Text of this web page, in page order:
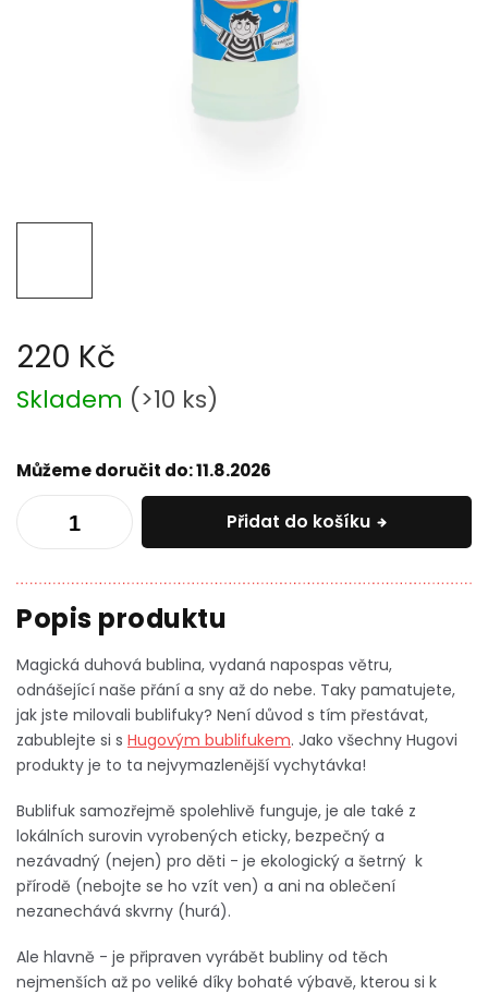
220 Kč
Měrná
cena:
Skladem (>10 ks)
Můžeme doručit do:11.8.2026
Přidat do košíku
Magická duhová bublina, vydaná napospas větru,
odnášející naše přání a sny až do nebe. Taky pamatujete,
jak jste milovali bublifuky? Není důvod s tím přestávat,
zabublejte si s Hugovým bublifukem. Jako všechny Hugovi
produkty je to ta nejvymazlenější vychytávka!
Bublifuk samozřejmě spolehlivě funguje, je ale také z
lokálních surovin vyrobených eticky, bezpečný a
nezávadný (nejen) pro děti - je ekologický a šetrný k
přírodě (nebojte se ho vzít ven) a ani na oblečení
nezanechává skvrny (hurá).
Ale hlavně - je připraven vyrábět bubliny od těch
nejmenších až po veliké díky bohaté výbavě, kterou si k